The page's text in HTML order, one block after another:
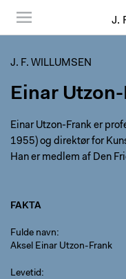
J.
J. F. WILLUMSEN
Einar
Einar Utzon-Frank er
1955) og direktør for
Han er medlem af Den
FAKTA
Fulde navn
Aksel Einar Utzon-Frank
Levetid